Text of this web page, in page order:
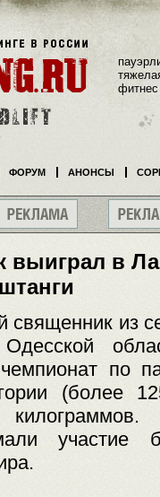
выиграл в
священник из
Одесской
по
(более
участие
фитнес
ФОРУМ АНОНСЫ